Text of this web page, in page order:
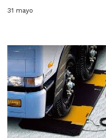
31 mayo